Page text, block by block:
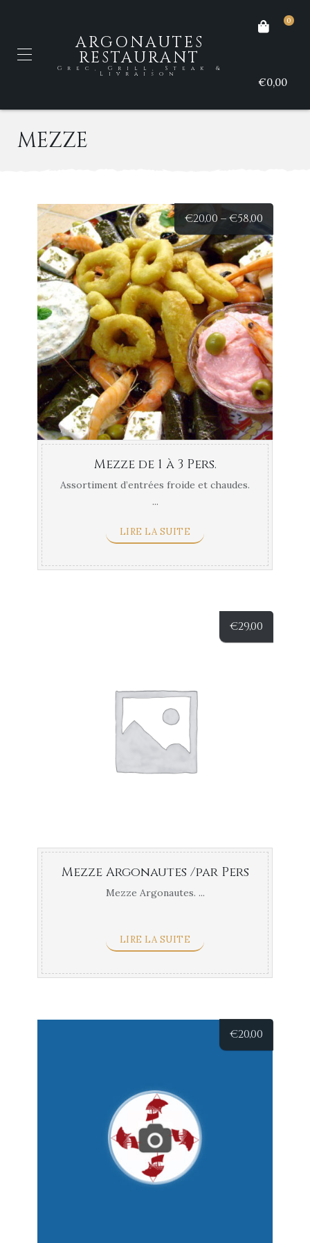
ARGONAUTES
RESTAURANT
Grec, Grill, Steak &
Livraison
0
€0,00
MEZZE
€20,00 –€58,00
Mezze de 1 à 3 Pers.
Assortiment d’entrées froide et chaudes.
...
LIRE LA SUITE
€29,00
Mezze Argonautes /par Pers
Mezze Argonautes. ...
LIRE LA SUITE
€20,00